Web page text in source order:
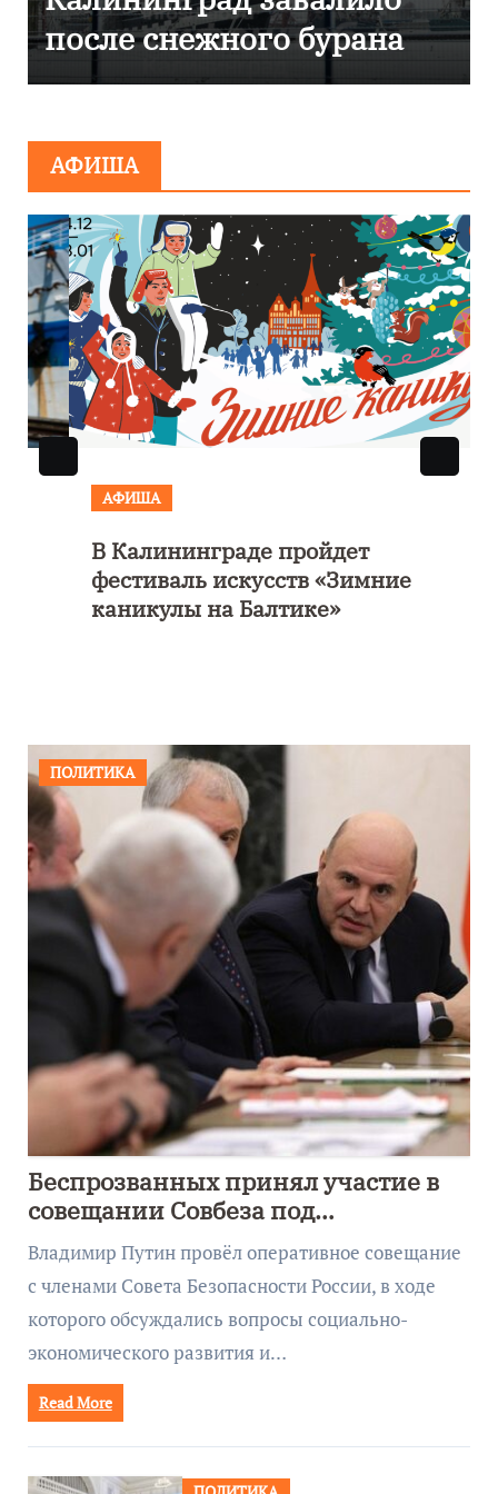
эвакуировали ТЦ
сообщения о
АФИША
АФИША
В Калининграде пройдет
фестиваль искусств «Зимние
каникулы на Балтике»
ПОЛИТИКА
Беспрозванных принял участие в
совещании Совбеза под
руководством Путина
Владимир Путин провёл оперативное совещание
с членами Совета Безопасности России, в ходе
которого обсуждались вопросы социально-
экономического развития и…
Read More